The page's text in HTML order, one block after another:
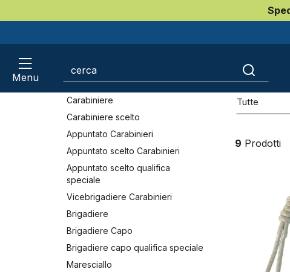
Menu Gradi Carabinieri
Carabiniere
Carabiniere scelto
Appuntato Carabinieri
Appuntato scelto Carabinieri
Appuntato scelto qualifica
speciale
Vicebrigadiere Carabinieri
Brigadiere
Brigadiere Capo
Brigadiere capo qualifica speciale
Maresciallo
Marche
Tutte
9 Prodotti